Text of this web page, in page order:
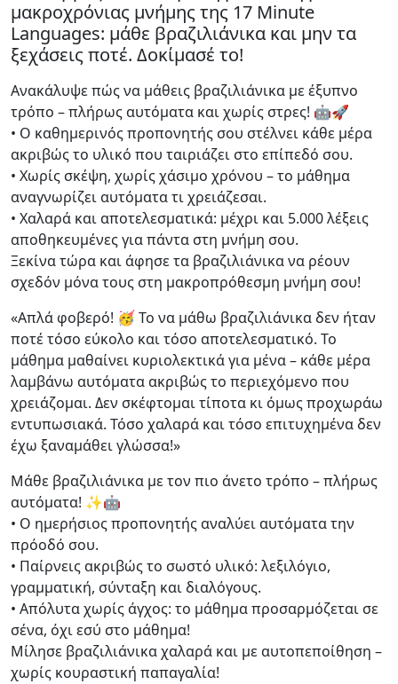
μακροχρόνιας μνήμης της 17 Minute
Languages: μάθε βραζιλιάνικα και μην τα
ξεχάσεις ποτέ. Δοκίμασέ το!
Ανακάλυψε πώς να μάθεις βραζιλιάνικα με έξυπνο
τρόπο – πλήρως αυτόματα και χωρίς στρες! 🤖🚀
• Ο καθημερινός προπονητής σου στέλνει κάθε μέρα
ακριβώς το υλικό που ταιριάζει στο επίπεδό σου.
• Χωρίς σκέψη, χωρίς χάσιμο χρόνου – το μάθημα
αναγνωρίζει αυτόματα τι χρειάζεσαι.
• Χαλαρά και αποτελεσματικά: μέχρι και 5.000 λέξεις
αποθηκευμένες για πάντα στη μνήμη σου.
Ξεκίνα τώρα και άφησε τα βραζιλιάνικα να ρέουν
σχεδόν μόνα τους στη μακροπρόθεσμη μνήμη σου!
«Απλά φοβερό! 🥳 Το να μάθω βραζιλιάνικα δεν ήταν
ποτέ τόσο εύκολο και τόσο αποτελεσματικό. Το
μάθημα μαθαίνει κυριολεκτικά για μένα – κάθε μέρα
λαμβάνω αυτόματα ακριβώς το περιεχόμενο που
χρειάζομαι. Δεν σκέφτομαι τίποτα κι όμως προχωράω
εντυπωσιακά. Τόσο χαλαρά και τόσο επιτυχημένα δεν
έχω ξαναμάθει γλώσσα!»
Μάθε βραζιλιάνικα με τον πιο άνετο τρόπο – πλήρως
αυτόματα! ✨🤖
• Ο ημερήσιος προπονητής αναλύει αυτόματα την
πρόοδό σου.
• Παίρνεις ακριβώς το σωστό υλικό: λεξιλόγιο,
γραμματική, σύνταξη και διαλόγους.
• Απόλυτα χωρίς άγχος: το μάθημα προσαρμόζεται σε
σένα, όχι εσύ στο μάθημα!
Μίλησε βραζιλιάνικα χαλαρά και με αυτοπεποίθηση –
χωρίς κουραστική παπαγαλία!